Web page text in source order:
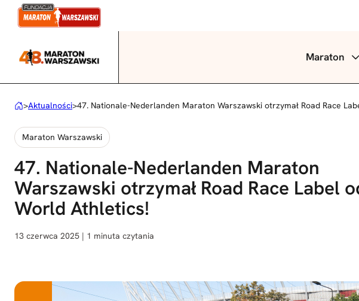
Przejdź
Maraton
>Aktualności>47. Nationale-Nederlanden Maraton Warszawski otrzymał Road Race
Maraton Warszawski
47. Nationale-Nederlanden Maraton
Warszawski otrzymał Road Race Label
World Athletics!
13 czerwca 2025 | 1 minuta czytania